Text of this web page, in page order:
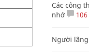
Các công
nhớ
106
Người